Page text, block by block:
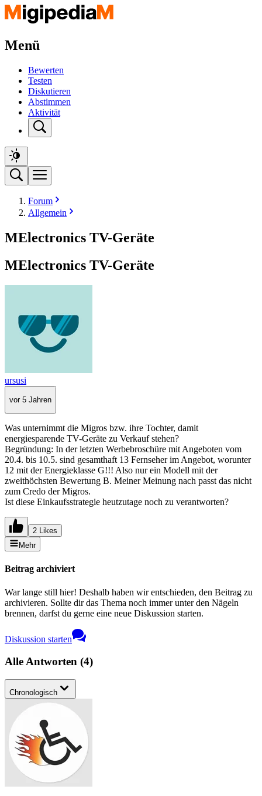
Menü
Bewerten
Testen
Diskutieren
Abstimmen
Aktivität
Forum
Allgemein
MElectronics TV-Geräte
MElectronics TV-Geräte
ursusi
vor 5 Jahren
Was unternimmt die Migros bzw. ihre Tochter, damit
energiesparende TV-Geräte zu Verkauf stehen?
Begründung: In der letzten Werbebroschüre mit Angeboten vom
20.4. bis 10.5. sind gesamthaft 13 Fernseher im Angebot, worunter
12 mit der Energieklasse G!!! Also nur ein Modell mit der
zweithöchsten Bewertung B. Meiner Meinung nach passt das nicht
zum Credo der Migros.
Ist diese Einkaufsstrategie heutzutage noch zu verantworten?
2 Likes
Mehr
Beitrag archiviert
War lange still hier! Deshalb haben wir entschieden, den Beitrag zu
archivieren. Sollte dir das Thema noch immer unter den Nägeln
brennen, darfst du gerne eine neue Diskussion starten.
Diskussion starten
Alle Antworten (4)
Chronologisch